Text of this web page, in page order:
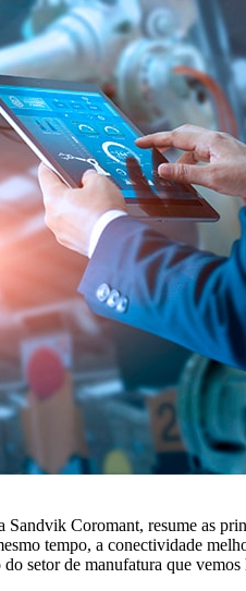
Coromant, resume as
tempo, a conectividade
setor de manufatura que